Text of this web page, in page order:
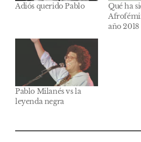
Adiós querido Pablo
Qué ha
año 2018
Pablo Milanés vs la
leyenda negra